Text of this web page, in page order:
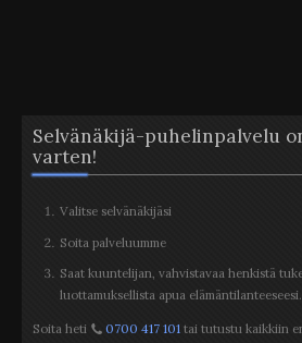
Selvänäkijä-puhelinpalvelu
varten!
Valitse selvänäkijäsi
Soita palveluumme
Saat kuuntelijan, vahvistavaa henkistä
luottamuksellista apua elämäntilanteeseesi.
Soita heti 0700 417 101tai tutustu kaikkiin